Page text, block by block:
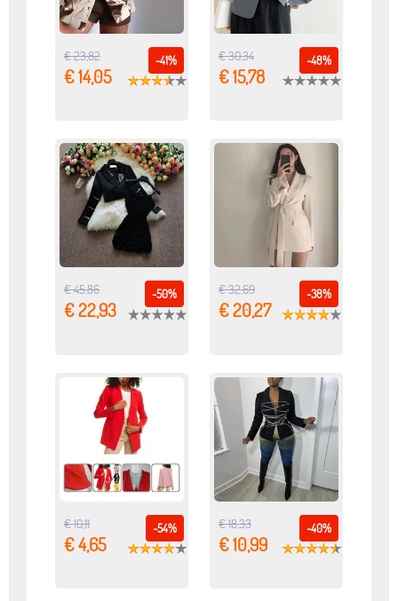
-41%
€ 23,82
€ 14,05
-48%
€ 30,34
€ 15,78
-50%
€ 45,86
€ 22,93
-38%
€ 32,69
€ 20,27
-54%
€ 10,11
€ 4,65
-40%
€ 18,33
€ 10,99